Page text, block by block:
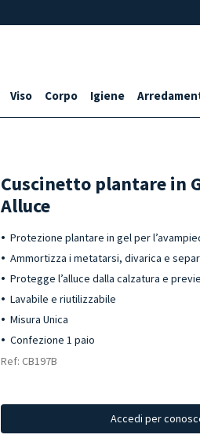
Viso Corpo Igiene
Cuscinetto plantare in
Alluce
Protezione plantare in gel per
Ammortizza i metatarsi, divarica e
Protegge l’alluce dalla calzatura e
Lavabile e riutilizzabile
Misura Unica
Confezione 1 paio
Ref: CB197B
Accedi per